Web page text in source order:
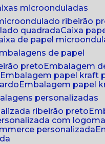
microonduladas
ribeirão
quadrada caixa
de papel
embalagens de papel
preto embalagem
embalagem papel kraft
embalagem papel
personalizadas
ribeirão preto
com
personalizada